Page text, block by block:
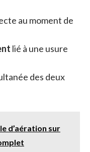
au moment de
lié à une usure
des deux
d’aération sur